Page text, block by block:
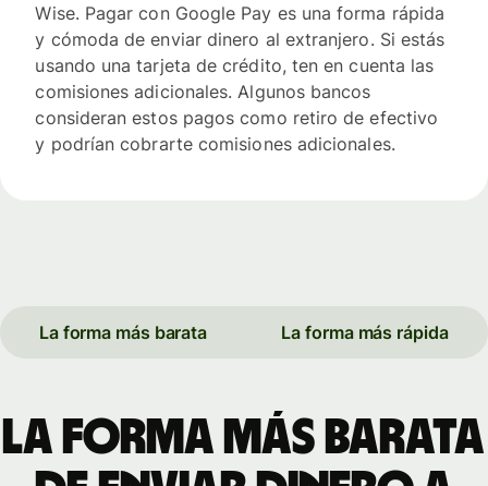
Wise. Pagar con Google Pay es una forma rápida
y cómoda de enviar dinero al extranjero. Si estás
usando una tarjeta de crédito, ten en cuenta las
comisiones adicionales. Algunos bancos
consideran estos pagos como retiro de efectivo
y podrían cobrarte comisiones adicionales.
La forma más barata La forma más rápida
La forma más barata